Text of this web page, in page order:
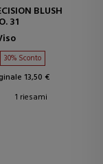
BLUSH
31
30% Sconto
13,50 €
1 riesami